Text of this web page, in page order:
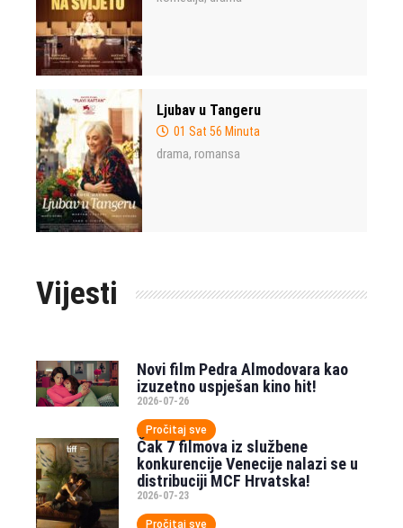
Ljubav u Tangeru
01 Sat 56 Minuta
drama, romansa
Vijesti
Novi film Pedra Almodovara kao
izuzetno uspješan kino hit!
2026-07-26
Pročitaj sve
Čak 7 filmova iz službene
konkurencije Venecije nalazi se u
distribuciji MCF Hrvatska!
2026-07-23
Pročitaj sve